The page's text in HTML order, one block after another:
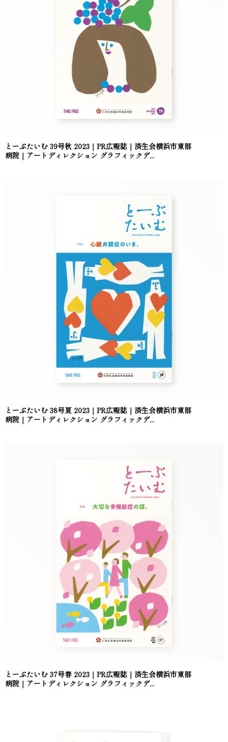
とーぶたいむ 39号秋 2023｜PR広報誌｜済生会横浜市東部
病院｜アートディレクション グラフィックデ...
とーぶたいむ 38号夏 2023｜PR広報誌｜済生会横浜市東部
病院｜アートディレクション グラフィックデ...
とーぶたいむ 37号春 2023｜PR広報誌｜済生会横浜市東部
病院｜アートディレクション グラフィックデ...